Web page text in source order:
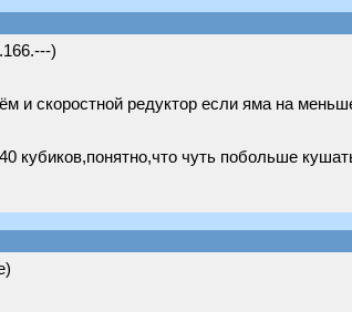
)
скоростной редуктор если яма на
кубиков,понятно,что чуть побольше